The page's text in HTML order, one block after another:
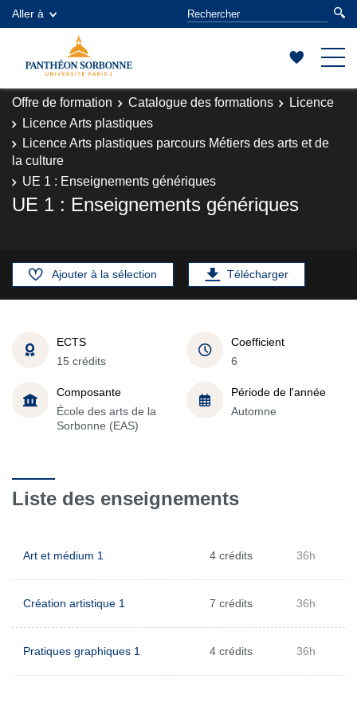
Aller à
Offre de formation Catalogue des formations
Licence
Licence Arts plastiques
Licence Arts plastiques parcours Métiers des arts et de
la culture
UE 1 : Enseignements génériques
UE 1 : Enseignements génériques
Ajouter à la sélection Télécharger
ECTS
15 crédits
Coefficient
6
Composante
École des arts de la
Sorbonne (EAS)
Période de l'année
Automne
Liste des enseignements
Art et médium 1 4 crédits 36h
Création artistique 1 7 crédits 36h
Pratiques graphiques 1 4 crédits 36h